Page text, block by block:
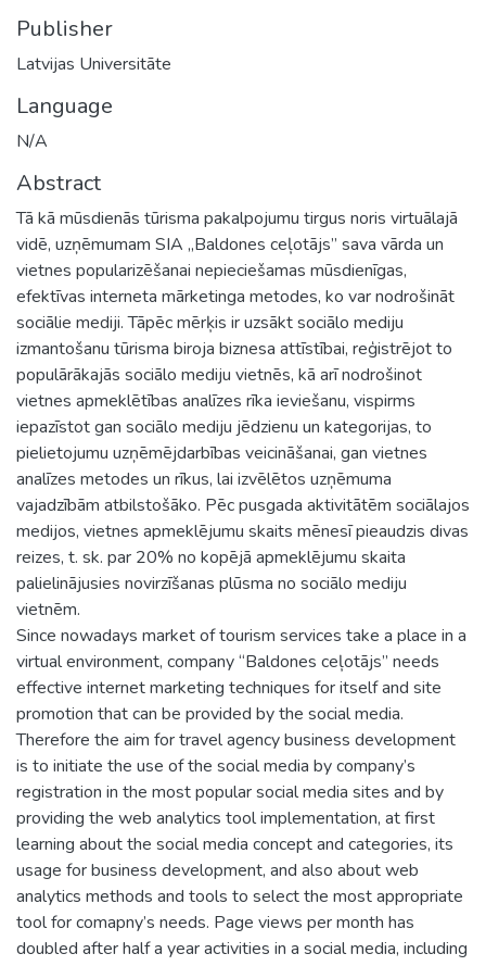
Publisher
Latvijas Universitāte
Language
N/A
Abstract
Tā kā mūsdienās tūrisma pakalpojumu tirgus noris virtuālajā
vidē, uzņēmumam SIA „Baldones ceļotājs” sava vārda un
vietnes popularizēšanai nepieciešamas mūsdienīgas,
efektīvas interneta mārketinga metodes, ko var nodrošināt
sociālie mediji. Tāpēc mērķis ir uzsākt sociālo mediju
izmantošanu tūrisma biroja biznesa attīstībai, reģistrējot to
populārākajās sociālo mediju vietnēs, kā arī nodrošinot
vietnes apmeklētības analīzes rīka ieviešanu, vispirms
iepazīstot gan sociālo mediju jēdzienu un kategorijas, to
pielietojumu uzņēmējdarbības veicināšanai, gan vietnes
analīzes metodes un rīkus, lai izvēlētos uzņēmuma
vajadzībām atbilstošāko. Pēc pusgada aktivitātēm sociālajos
medijos, vietnes apmeklējumu skaits mēnesī pieaudzis divas
reizes, t. sk. par 20% no kopējā apmeklējumu skaita
palielinājusies novirzīšanas plūsma no sociālo mediju
vietnēm.
Since nowadays market of tourism services take a place in a
virtual environment, company “Baldones ceļotājs” needs
effective internet marketing techniques for itself and site
promotion that can be provided by the social media.
Therefore the aim for travel agency business development
is to initiate the use of the social media by company’s
registration in the most popular social media sites and by
providing the web analytics tool implementation, at first
learning about the social media concept and categories, its
usage for business development, and also about web
analytics methods and tools to select the most appropriate
tool for comapny’s needs. Page views per month has
doubled after half a year activities in a social media, including